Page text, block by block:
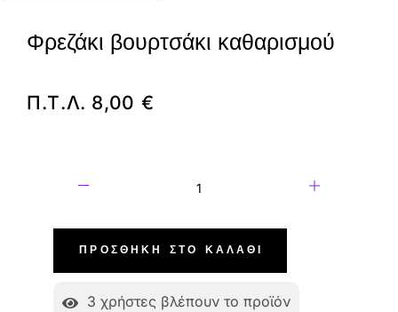
Φρεζάκι βουρτσάκι καθαρισμού
Π.Τ.Λ. 8,00 €
ΠΡΟΣΘΉΚΗ ΣΤΟ ΚΑΛΆΘΙ
3 χρήστες βλέπουν το προϊόν